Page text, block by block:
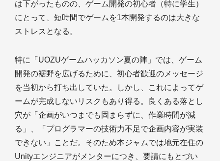
は下がったものの、ゲーム開発の初心者（特に学生）
にとって、短時間でゲームを1本開発するのは大きな
ストレスとなる。
特に「UOZUゲームハッカソン夏の陣」では、ゲーム
開発の裾野を広げるために、初心者歓迎のメッセージ
を当初から打ち出していた。しかし、これによってゲ
ームが完成しないリスクもあり得る。良くある落とし
穴が「企画がいつまでも固まらずに、作業時間が減
る」、「プログラマーの技術力不足で企画内容が実装
できない」ことだ。そのため本ジャムでは地元在住の
Unityエンジニアがメンターにつき、要請にもとづい